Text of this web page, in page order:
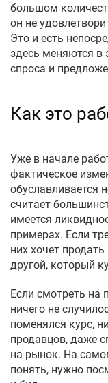
большом
он не
Это и есть
здесь меняются в
спроса и
Как это
Уже в начале
фактическое
обуславливается
считает
имеется
примерах. Если
них хочет
другой, который
Если смотреть на
ничего не
поменялся курс,
продавцов, даже
на рынок. На
понять, нужно